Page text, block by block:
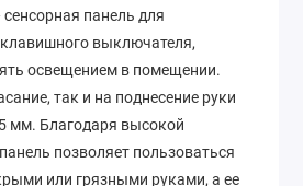
панель для
выключателя,
освещением в помещении.
так и на поднесение руки
мм. Благодаря высокой
позволяет пользоваться
или грязными руками, а ее